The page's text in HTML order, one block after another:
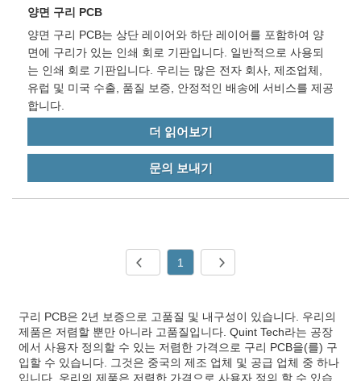
양면 구리 PCB
양면 구리 PCB는 상단 레이어와 하단 레이어를 포함하여 양
면에 구리가 있는 인쇄 회로 기판입니다. 일반적으로 사용되
는 인쇄 회로 기판입니다. 우리는 많은 전자 회사, 제조업체,
유럽 및 미국 수출, 품질 보증, 안정적인 배송에 서비스를 제공
합니다.
더 읽어보기
문의 보내기
1
구리 PCB은 2년 보증으로 고품질 및 내구성이 있습니다. 우리의
제품은 저렴할 뿐만 아니라 고품질입니다. Quint Tech라는 공장
에서 사용자 정의할 수 있는 저렴한 가격으로 구리 PCB을(를) 구
입할 수 있습니다. 그것은 중국의 제조 업체 및 공급 업체 중 하나
입니다. 우리의 제품은 저렴한 가격으로 사용자 정의 할 수 있습